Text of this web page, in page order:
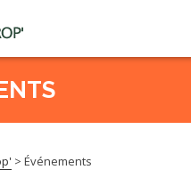
> Événements